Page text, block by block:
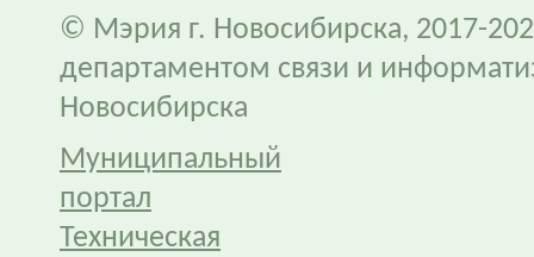
© Мэрия г. Новосибирска, 2017-
департаментом связи и
Новосибирска
Муниципальный
портал
Техническая